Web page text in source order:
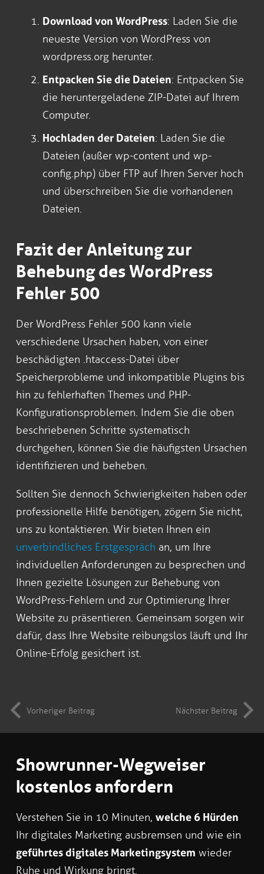
Download von WordPress: Laden Sie die
neueste Version von WordPress von
wordpress.org herunter.
Entpacken Sie die Dateien: Entpacken Sie
die heruntergeladene ZIP-Datei auf Ihrem
Computer.
Hochladen der Dateien: Laden Sie die
Dateien (außer wp-content und wp-
config.php) über FTP auf Ihren Server hoch
und überschreiben Sie die vorhandenen
Dateien.
Fazit der Anleitung zur
Behebung des WordPress
Fehler 500
Der WordPress Fehler 500 kann viele
verschiedene Ursachen haben, von einer
beschädigten .htaccess-Datei über
Speicherprobleme und inkompatible Plugins bis
hin zu fehlerhaften Themes und PHP-
Konfigurationsproblemen. Indem Sie die oben
beschriebenen Schritte systematisch
durchgehen, können Sie die häufigsten Ursachen
identifizieren und beheben.
Sollten Sie dennoch Schwierigkeiten haben oder
professionelle Hilfe benötigen, zögern Sie nicht,
uns zu kontaktieren. Wir bieten Ihnen ein
unverbindliches Erstgespräch an, um Ihre
individuellen Anforderungen zu besprechen und
Ihnen gezielte Lösungen zur Behebung von
WordPress-Fehlern und zur Optimierung Ihrer
Website zu präsentieren. Gemeinsam sorgen wir
dafür, dass Ihre Website reibungslos läuft und Ihr
Online-Erfolg gesichert ist.
Vorheriger Beitrag Nächster Beitrag
Showrunner-Wegweiser
kostenlos anfordern
Verstehen Sie in 10 Minuten, welche 6 Hürden
Ihr digitales Marketing ausbremsen und wie ein
geführtes digitales Marketingsystem wieder
Ruhe und Wirkung bringt.